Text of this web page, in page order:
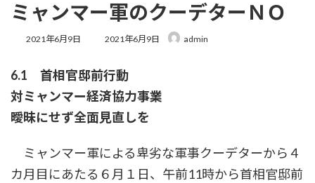
ミャンマー軍のクーデターＮＯ
2021年6月9日
最
新
時
:
2021年6月9日 admin
6.1 首相官邸前行動
対ミャンマー経済協力事業
曖昧にせず全面見直しを
ミャンマー軍による卑劣な軍事クーデターから４
カ月目にあたる６月１日、午前11時から首相官邸前